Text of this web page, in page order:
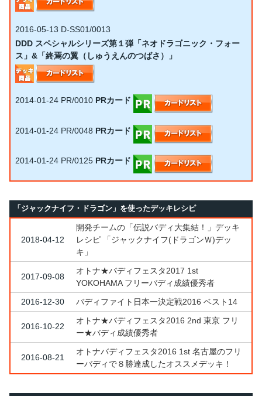
2016-05-13 D-SS01/0013
DDD スペシャルシリーズ第１弾「ネオドラゴニック・フォー
ス」&「終焉の翼（しゅうえんのつばさ）」
2014-01-24 PR/0010 PRカード
2014-01-24 PR/0048 PRカード
2014-01-24 PR/0125 PRカード
「ジャックナイフ・ドラゴン」を使ったデッキレシピ
2018-04-12
開発チームの「伝説バディ大集結！」デッキ
レシピ 「ジャックナイフ(ドラゴンＷ)デッ
キ」
2017-09-08
オトナ★バディフェスタ2017 1st
YOKOHAMA フリーバディ成績優秀者
2016-12-30
バディファイト日本一決定戦2016 ベスト14
2016-10-22
オトナ★バディフェスタ2016 2nd 東京 フリ
ー★バディ成績優秀者
2016-08-21
オトナバディフェスタ2016 1st 名古屋のフリ
ーバディで８勝達成したオススメデッキ！